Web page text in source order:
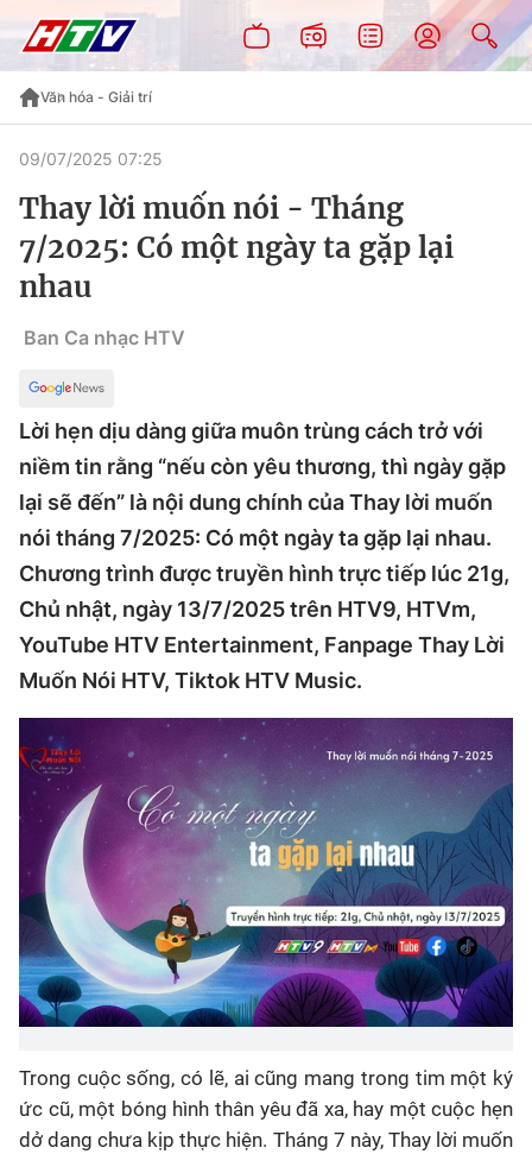
Văn hóa - Giải trí
09/07/2025 07:25
Thay lời muốn nói - Tháng
7/2025: Có một ngày ta gặp lại
nhau
Ban Ca nhạc HTV
Lời hẹn dịu dàng giữa muôn trùng cách trở với
niềm tin rằng “nếu còn yêu thương, thì ngày gặp
lại sẽ đến” là nội dung chính của Thay lời muốn
nói tháng 7/2025: Có một ngày ta gặp lại nhau.
Chương trình được truyền hình trực tiếp lúc 21g,
Chủ nhật, ngày 13/7/2025 trên HTV9, HTVm,
YouTube HTV Entertainment, Fanpage Thay Lời
Muốn Nói HTV, Tiktok HTV Music.
Trong cuộc sống, có lẽ, ai cũng mang trong tim một ký
ức cũ, một bóng hình thân yêu đã xa, hay một cuộc hẹn
dở dang chưa kịp thực hiện. Tháng 7 này, Thay lời muốn